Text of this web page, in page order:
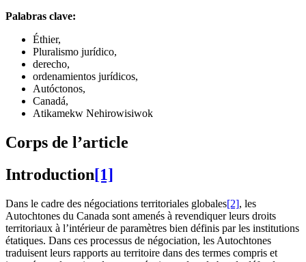
Palabras clave:
Éthier,
Pluralismo jurídico,
derecho,
ordenamientos jurídicos,
Autóctonos,
Canadá,
Atikamekw Nehirowisiwok
Corps de l’article
Introduction[1]
Dans le cadre des négociations territoriales globales[2], les
Autochtones du Canada sont amenés à revendiquer leurs droits
territoriaux à l’intérieur de paramètres bien définis par les institutions
étatiques. Dans ces processus de négociation, les Autochtones
traduisent leurs rapports au territoire dans des termes compris et